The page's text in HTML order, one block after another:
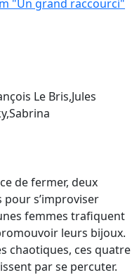
"Un grand raccourci"
Le Bris,Jules
de fermer, deux
s’improviser
femmes trafiquent
leurs bijoux.
chaotiques, ces quatre
par se percuter.